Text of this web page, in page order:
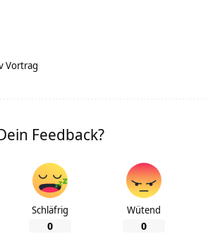
Vortrag
Feedback?
Schläfrig
0
Wütend
0